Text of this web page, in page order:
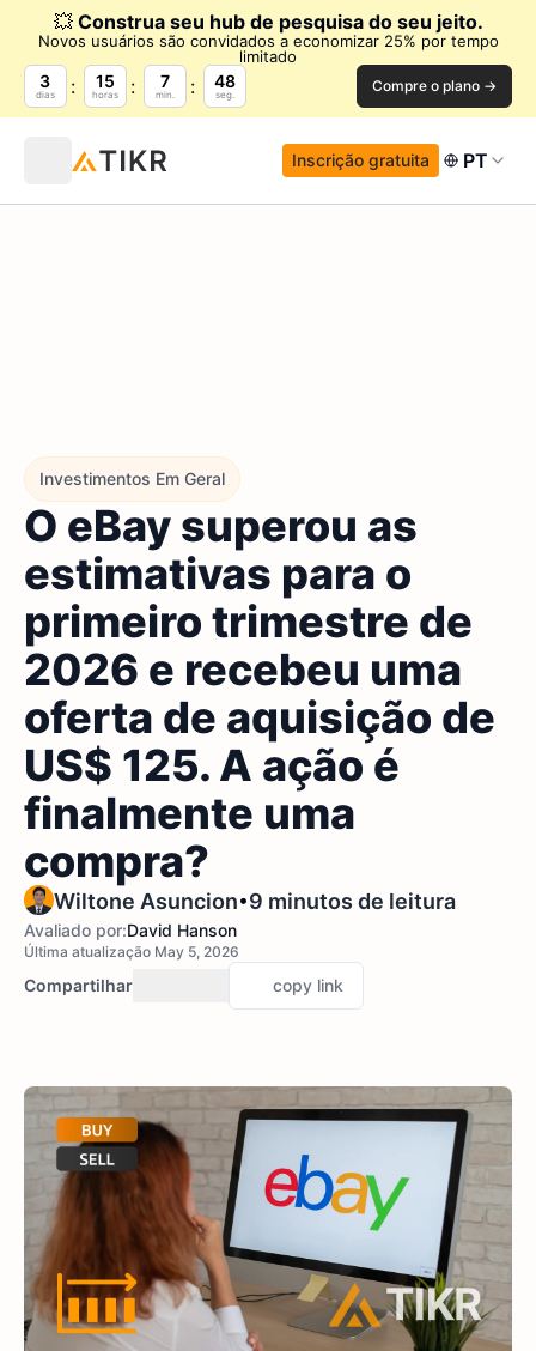
💥 Construa seu hub de pesquisa do seu jeito.
Novos usuários são convidados a economizar 25% por tempo
limitado
3
dias
15
horas
7
min.
47
seg. Compre o plano →
Inscrição gratuita PT
Investimentos Em Geral
O eBay superou as
estimativas para o
primeiro trimestre de
2026 e recebeu uma
oferta de aquisição de
US$ 125. A ação é
finalmente uma
compra?
Wiltone Asuncion•9 minutos de leitura
Avaliado por:David Hanson
Última atualização May 5, 2026
Compartilhar copy link